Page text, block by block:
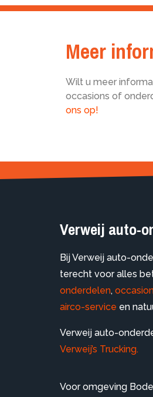
Meer
Wilt u meer
occasions of
ons op!
Verweij auto-
Bij Verweij auto-
terecht voor alles
onderdelen,
airco-service en
Verweij auto-
Verweij’s Trucking.
Voor omgeving